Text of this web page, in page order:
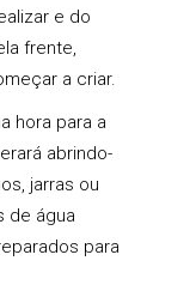
e do
frente,
a criar.
hora para a
abrindo-
jarras ou
de água
para